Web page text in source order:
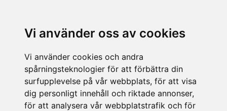
Vi använder oss av cookies
Vi använder cookies och andra
spårningsteknologier för att förbättra din
surfupplevelse på vår webbplats, för att visa
dig personligt innehåll och riktade annonser,
för att analysera vår webbplatstrafik och för